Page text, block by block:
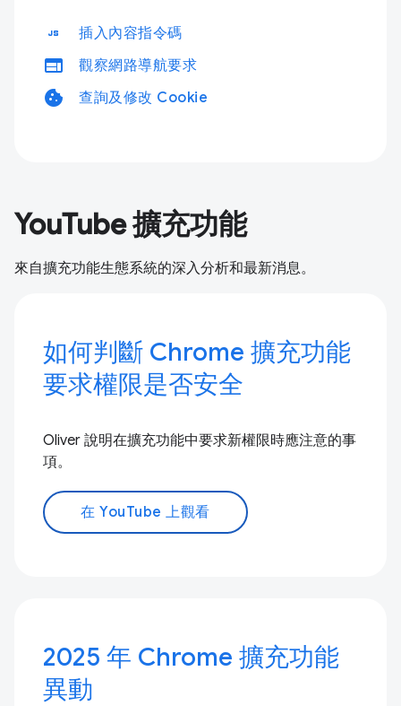
javascript 插入內容指令碼
web 觀察網路導航要求
cookie 查詢及修改 Cookie
YouTube 擴充功能
來自擴充功能生態系統的深入分析和最新消息。
如何判斷 Chrome 擴充功能
要求權限是否安全
Oliver 說明在擴充功能中要求新權限時應注意的事
項。
在 YouTube 上觀看
2025 年 Chrome 擴充功能
異動